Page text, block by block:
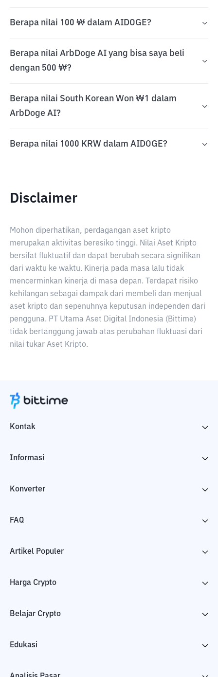
Berapa nilai 100 ₩ dalam AIDOGE?
Berapa nilai ArbDoge AI yang bisa saya beli
dengan 500 ₩?
Berapa nilai South Korean Won ₩1 dalam
ArbDoge AI?
Berapa nilai 1000 KRW dalam AIDOGE?
Disclaimer
Mohon diperhatikan, perdagangan aset kripto
merupakan aktivitas beresiko tinggi. Nilai Aset Kripto
bersifat fluktuatif dan dapat berubah secara signifikan
dari waktu ke waktu. Kinerja pada masa lalu tidak
mencerminkan kinerja di masa depan. Terdapat risiko
kehilangan sebagai dampak dari membeli dan menjual
aset kripto dan sepenuhnya keputusan independen dari
pengguna. PT Utama Aset Digital Indonesia (Bittime)
tidak bertanggung jawab atas perubahan fluktuasi dari
nilai tukar Aset Kripto.
Kontak
Informasi
Konverter
FAQ
Artikel Populer
Harga Crypto
Belajar Crypto
Edukasi